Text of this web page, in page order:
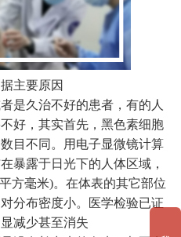
主要原因
久治不好的患者，有的人
好，其实首先，黑色素细胞
目不同。用电子显微镜计算
暴露于日光下的人体区域，
方毫米)。在体表的其它部位
分布密度小。医学检验已证
减少甚至消失